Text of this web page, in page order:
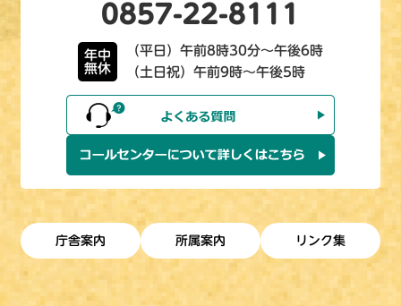
0857-22-8111
年中
無休
（平日）午前8時30分～午後6時
（土日祝）午前9時～午後5時
庁舎案内 所属案内 リンク集